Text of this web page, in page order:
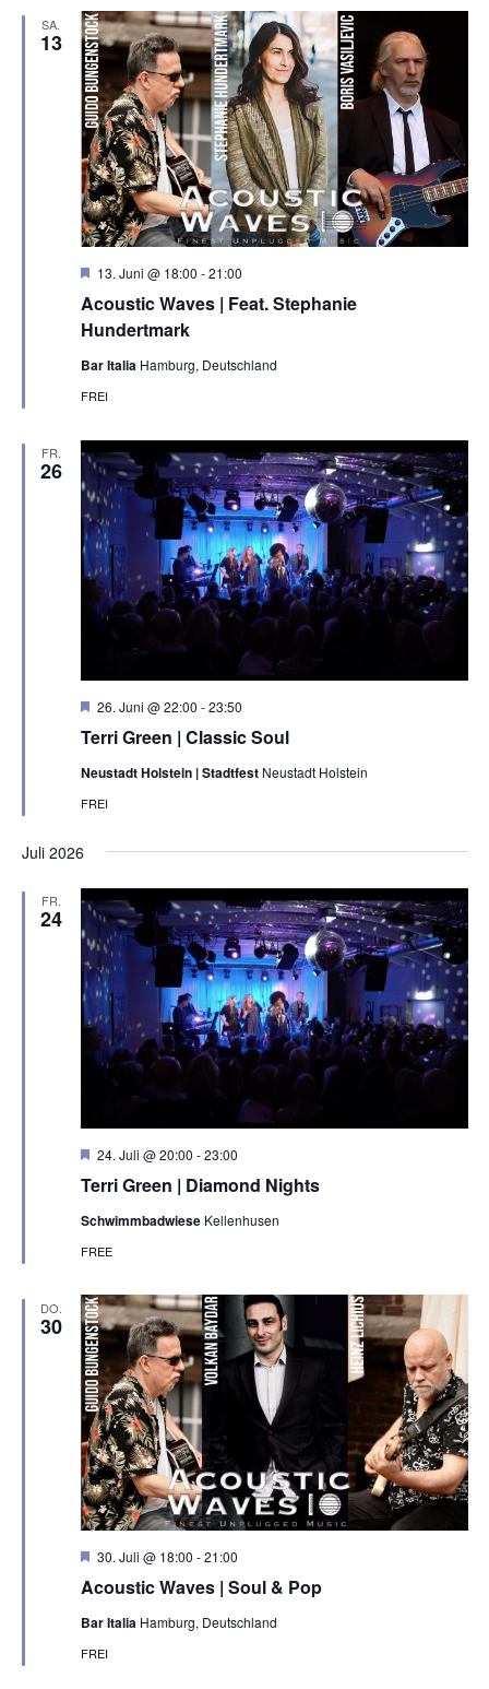
e
h
o
b
e
n
SA.
13
Acoustic Waves | Feat. Stephanie
Hundertmark
H
r
v
o
r
g
e
b
e
13. Juni @ 18:00 -21:00
Bar Italia Hamburg, Deutschland
FREI
FR.
26
Terri Green | Classic Soul
H
r
o
g
n
26. Juni @ 22:00 -23:50
Neustadt Holstein | Stadtfest Neustadt Holstein
FREI
Juli 2026
FR.
24
Terri Green | Diamond Nights
H
r
o
g
h
o
b
e
n
24. Juli @ 20:00 -23:00
Schwimmbadwiese Kellenhusen
FREE
DO.
30
Acoustic Waves | Soul & Pop
H
r
o
g
30. Juli @ 18:00 -21:00
Bar Italia Hamburg, Deutschland
FREI